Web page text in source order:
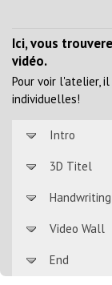
Ici, vous
vidéo.
Pour voir l'atelier,
individuelles!
Intro
3D Titel
Handwriting
Video Wall
End